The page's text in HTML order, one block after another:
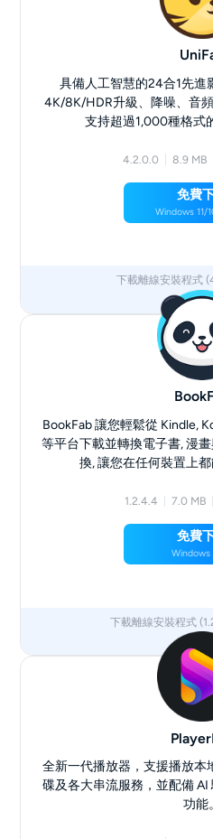
具備人工智慧的24合1先進
4K/8K/HDR升級、降噪、音頻
支持超過1,000種格式
4.2.0.0 8.9 MB
免費
Windows 11/
下載離線安裝程式
x64
BookFab 讓您輕鬆從 Kindle,
等平台下載並轉換電子書, 漫
換, 讓您在任何裝置上都
1.2.4.4 7.0 MB
免費
Windows
下載離線安裝程式
全新一代播放器，支援播放
碟及各大串流服務，並配備
功能。